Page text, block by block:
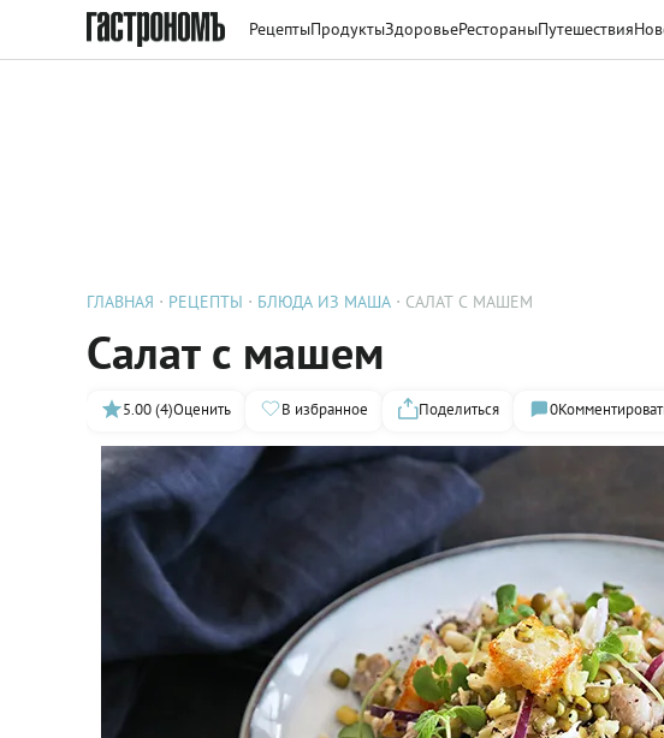
РецептыПродуктыЗдоровьеРестораныПутешествия
ГЛАВНАЯ РЕЦЕПТЫ БЛЮДА ИЗ МАША САЛАТ С МАШЕМ
Салат с машем
5.00 (4)Оценить В избранное Поделиться 0